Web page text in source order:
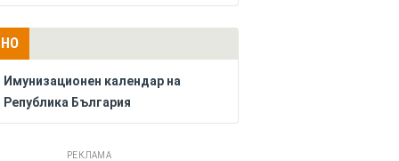
Имунизационен календар на
Република България
РЕКЛАМА